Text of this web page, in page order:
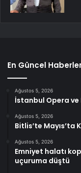
En Güncel
Ağustos 5, 2026
İstanbul Opera ve
Ağustos 5, 2026
Bitlis’te Mayıs’ta
Ağustos 5, 2026
Emniyet halatı
uçuruma düştü